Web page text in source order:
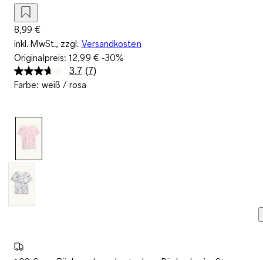
8,99 €
inkl. MwSt., zzgl. Versandkosten
Originalpreis:12,99 €-30%
3.7 7
Bewertungen
(7)
Farbe: weiß / rosa